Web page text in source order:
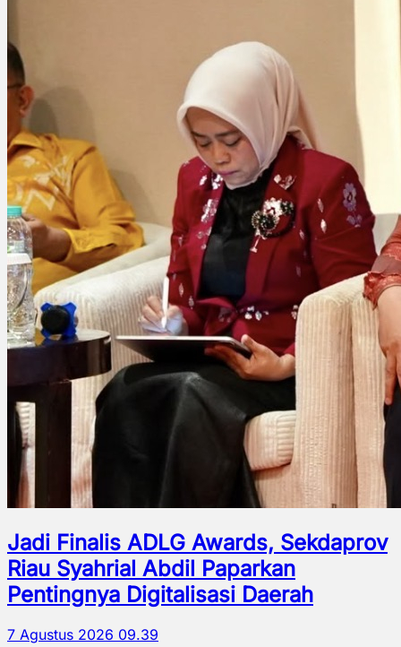
Jadi Finalis ADLG Awards, Sekdaprov
Riau Syahrial Abdil Paparkan
Pentingnya Digitalisasi Daerah
7 Agustus 2026 09.39